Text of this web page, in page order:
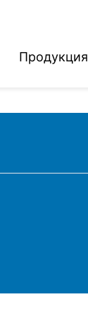
Продукция
Deutsch